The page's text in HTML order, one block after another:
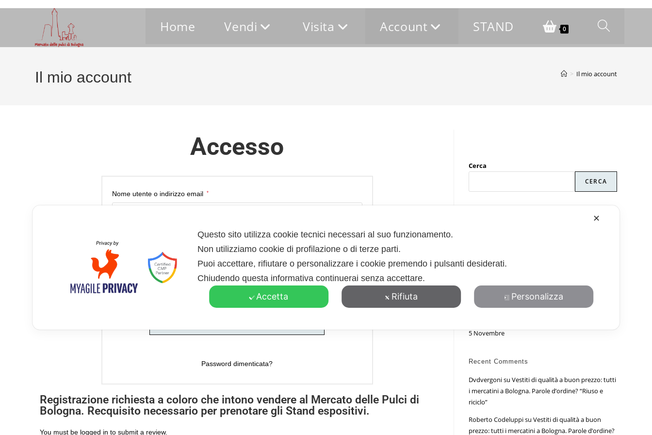
Home Vendi Visita Account STAND 0
Il mio account > Il mio account
Accesso
Nome utente o indirizzo email *
Password
Password dimenticata?
Registrazione richiesta a coloro che intono vendere al Mercato delle Pulci di
Bologna. Recquisito necessario per prenotare gli Stand espositivi.
You must be logged in to submit a review.
Cerca
CERCA
Mercato delle Pulci di Bologna – Novembre 2023
Testimonianze – Furia Show al Mercato delle Pulci
del 1 Ottobre 2023 in piazza Lucio Dalla
Oltre 200 espositori per la terza edizione del
5 Novembre
Recent Comments
Dvdvergonisu Vestiti di qualità a buon prezzo: tutti
i mercatini a Bologna. Parole d’ordine? “Riuso e
riciclo”
Roberto Codeluppisu Vestiti di qualità a buon
prezzo: tutti i mercatini a Bologna. Parole d’ordine?
✕
Questo sito utilizza cookie tecnici necessari al suo funzionamento.
Non utilizziamo cookie di profilazione o di terze parti.
Puoi accettare, rifiutare o personalizzare i cookie premendo i pulsanti desiderati.
Chiudendo questa informativa continuerai senza accettare.
Accetta Rifiuta Personalizza